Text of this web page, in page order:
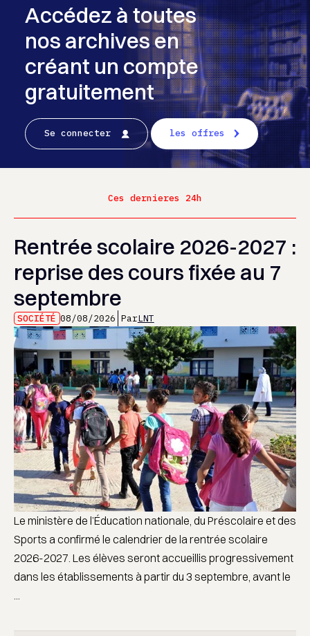
Accédez à toutes
nos archives en
créant un compte
gratuitement
Se connecter les offres
Ces dernieres 24h
Rentrée scolaire 2026-2027 :
reprise des cours fixée au 7
septembre
SOCIÉTÉ 08/08/2026 ParLNT
Le ministère de l’Éducation nationale, du Préscolaire et des
Sports a confirmé le calendrier de la rentrée scolaire
2026-2027. Les élèves seront accueillis progressivement
dans les établissements à partir du 3 septembre, avant le
...